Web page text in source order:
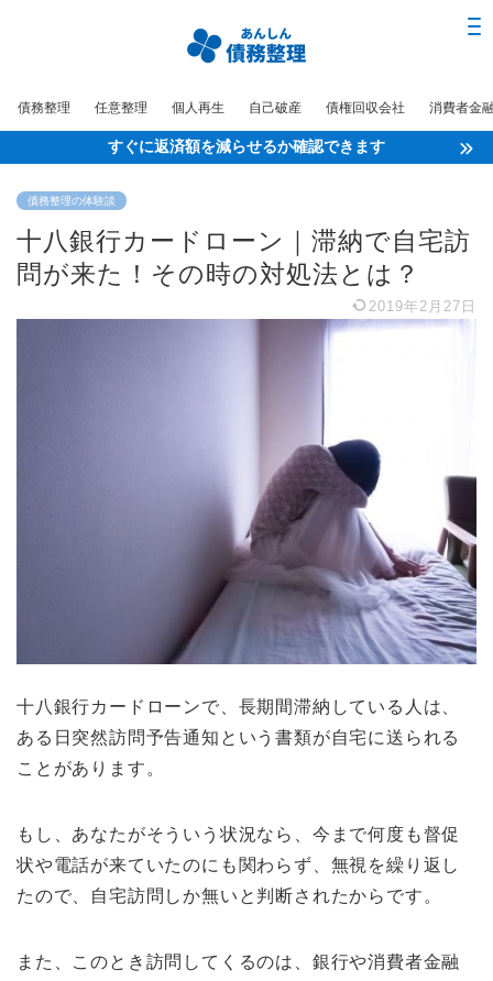
債務整理 任意整理 個人再生 自己破産 債権回収会社 消費者金
すぐに返済額を減らせるか確認できます
債務整理の体験談
十八銀行カードローン｜滞納で自宅訪
問が来た！その時の対処法とは？
2019年2月27日
十八銀行カードローンで、長期間滞納している人は、
ある日突然訪問予告通知という書類が自宅に送られる
ことがあります。
もし、あなたがそういう状況なら、今まで何度も督促
状や電話が来ていたのにも関わらず、無視を繰り返し
たので、自宅訪問しか無いと判断されたからです。
また、このとき訪問してくるのは、銀行や消費者金融